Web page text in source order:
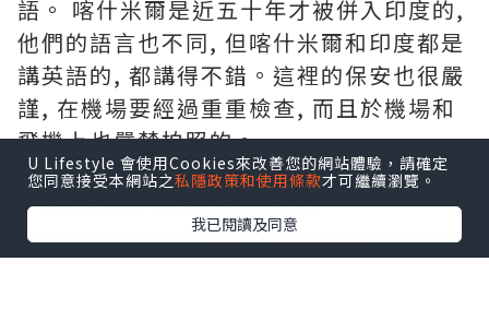
語。 喀什米爾是近五十年才被併入印度的,
他們的語言也不同, 但喀什米爾和印度都是
講英語的, 都講得不錯。這裡的保安也很嚴
謹, 在機場要經過重重檢查, 而且於機場和
飛機上也嚴禁拍照的。
在喀什米爾首府Srinagar是搭吉普車的,
不是旅遊巴, 因為街道比較窄。
U Lifestyle 會使用Cookies來改善您的網站體驗，請確定
您同意接受本網站之私隱政策和使用條款才可繼續瀏覽。
我已閱讀及同意